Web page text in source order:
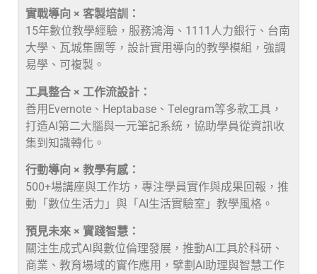
實戰導向 × 客製培訓：
15年數位教學經驗，服務鴻海、1111人力銀行、台南
大學、瓦城集團等，設計實用導向的教學模組，強調
易學、可複製。
工具整合 × 工作流設計：
善用Evernote、Heptabase、Telegram等多款工具，
打造AI第二大腦與一元筆記系統，協助學員從資訊收
集到知識轉化。
行動導向 × 教學有感：
500+場講座與工作坊，專注學員實作與成果回報，推
動「數位生活力」與「AI生活實驗室」教學風格。
預見未來 × 實踐智慧：
關注生成式AI與數位倫理發展，推動AI工具於科研、
商業、教育場域的實作應用，擘劃AI助理與智慧工作